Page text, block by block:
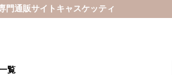
門通販サイト キャスケッティ
覧